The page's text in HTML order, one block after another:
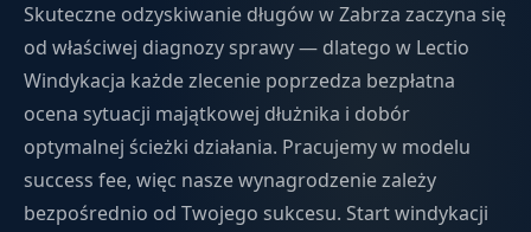
Skuteczne odzyskiwanie długów w Zabrza zaczyna się
od właściwej diagnozy sprawy — dlatego w Lectio
Windykacja każde zlecenie poprzedza bezpłatna
ocena sytuacji majątkowej dłużnika i dobór
optymalnej ścieżki działania. Pracujemy w modelu
success fee, więc nasze wynagrodzenie zależy
bezpośrednio od Twojego sukcesu. Start windykacji